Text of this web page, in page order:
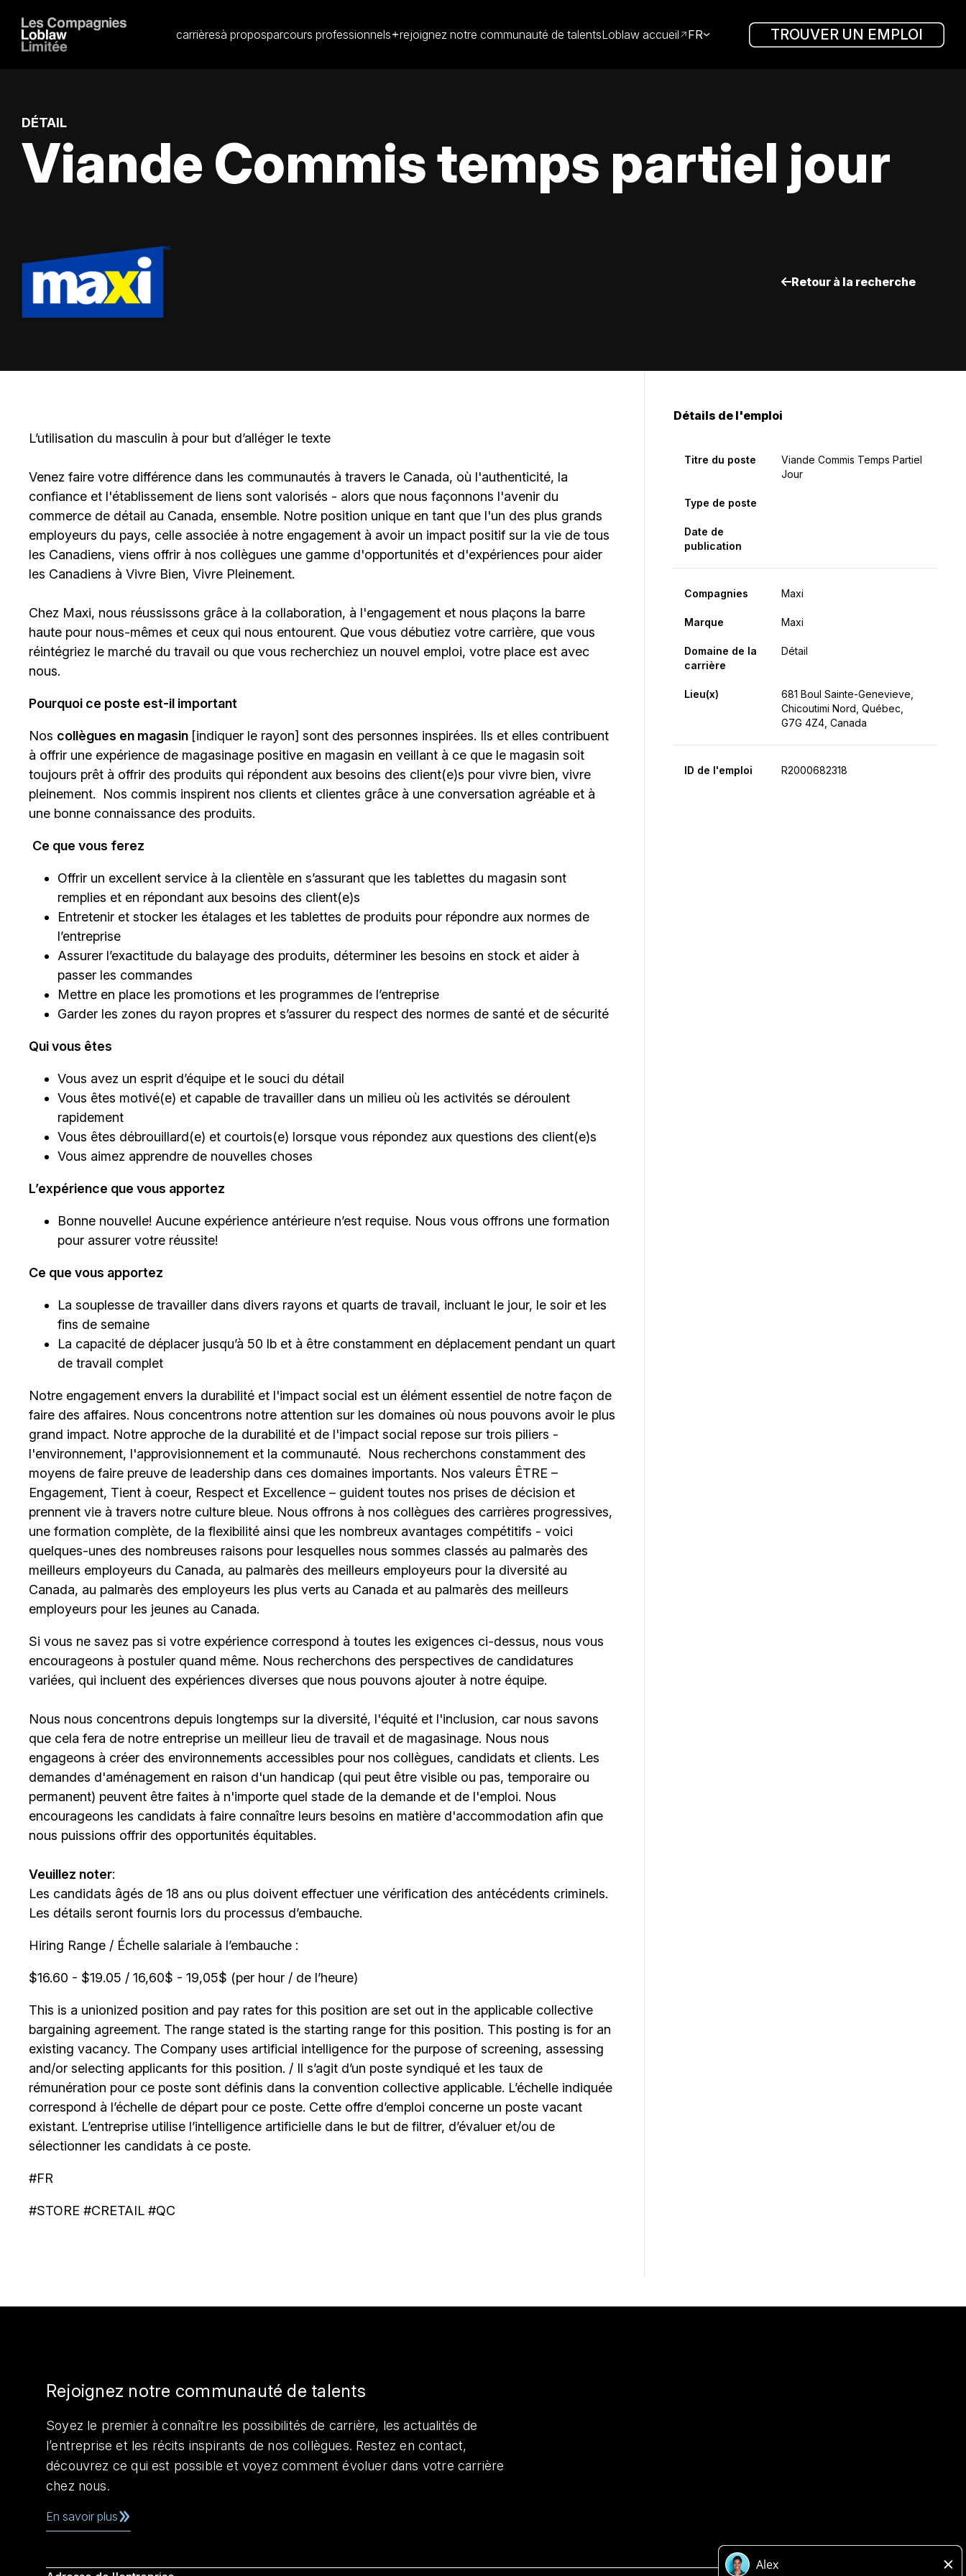
carrièresà proposparcours professionnels rejoignez notre communauté de talentsLoblaw accueil FR TROUVER UN EMPLOI
DÉTAIL
Viande Commis temps partiel jour
Retour à la recherche
L’utilisation du masculin à pour but d’alléger le texte
Venez faire votre différence dans les communautés à travers le Canada, où l'authenticité, la
confiance et l'établissement de liens sont valorisés - alors que nous façonnons l'avenir du
commerce de détail au Canada, ensemble. Notre position unique en tant que l'un des plus grands
employeurs du pays, celle associée à notre engagement à avoir un impact positif sur la vie de tous
les Canadiens, viens offrir à nos collègues une gamme d'opportunités et d'expériences pour aider
les Canadiens à Vivre Bien, Vivre Pleinement.
Chez Maxi, nous réussissons grâce à la collaboration, à l'engagement et nous plaçons la barre
haute pour nous-mêmes et ceux qui nous entourent. Que vous débutiez votre carrière, que vous
réintégriez le marché du travail ou que vous recherchiez un nouvel emploi, votre place est avec
nous.
Pourquoi ce poste est-il important
Nos collègues en magasin [indiquer le rayon] sont des personnes inspirées. Ils et elles contribuent
à offrir une expérience de magasinage positive en magasin en veillant à ce que le magasin soit
toujours prêt à offrir des produits qui répondent aux besoins des client(e)s pour vivre bien, vivre
pleinement. Nos commis inspirent nos clients et clientes grâce à une conversation agréable et à
une bonne connaissance des produits.
Ce que vous ferez
Offrir un excellent service à la clientèle en s’assurant que les tablettes du magasin sont
remplies et en répondant aux besoins des client(e)s
Entretenir et stocker les étalages et les tablettes de produits pour répondre aux normes de
l’entreprise
Assurer l’exactitude du balayage des produits, déterminer les besoins en stock et aider à
passer les commandes
Mettre en place les promotions et les programmes de l’entreprise
Garder les zones du rayon propres et s’assurer du respect des normes de santé et de sécurité
Qui vous êtes
Vous avez un esprit d’équipe et le souci du détail
Vous êtes motivé(e) et capable de travailler dans un milieu où les activités se déroulent
rapidement
Vous êtes débrouillard(e) et courtois(e) lorsque vous répondez aux questions des client(e)s
Vous aimez apprendre de nouvelles choses
L’expérience que vous apportez
Bonne nouvelle! Aucune expérience antérieure n’est requise. Nous vous offrons une formation
pour assurer votre réussite!
Ce que vous apportez
La souplesse de travailler dans divers rayons et quarts de travail, incluant le jour, le soir et les
fins de semaine
La capacité de déplacer jusqu’à 50 lb et à être constamment en déplacement pendant un quart
de travail complet
Notre engagement envers la durabilité et l'impact social est un élément essentiel de notre façon de
faire des affaires. Nous concentrons notre attention sur les domaines où nous pouvons avoir le plus
grand impact. Notre approche de la durabilité et de l'impact social repose sur trois piliers -
l'environnement, l'approvisionnement et la communauté.
Nous recherchons constamment des
moyens de faire preuve de leadership dans ces domaines importants. Nos valeurs ÊTRE –
Engagement, Tient à coeur, Respect et Excellence – guident toutes nos prises de décision et
prennent vie à travers notre culture bleue. Nous offrons à nos collègues des carrières progressives,
une formation complète, de la flexibilité ainsi que les nombreux avantages compétitifs - voici
quelques-unes des nombreuses raisons pour lesquelles nous sommes classés au palmarès des
meilleurs employeurs du Canada, au palmarès des meilleurs employeurs pour la diversité au
Canada, au palmarès des employeurs les plus verts au Canada et au palmarès des meilleurs
employeurs pour les jeunes au Canada.
Si vous ne savez pas si votre expérience correspond à toutes les exigences ci-dessus, nous vous
encourageons à postuler quand même. Nous recherchons des perspectives de candidatures
variées, qui incluent des expériences diverses que nous pouvons ajouter à notre équipe.
Nous nous concentrons depuis longtemps sur la diversité, l'équité et l'inclusion, car nous savons
que cela fera de notre entreprise un meilleur lieu de travail et de magasinage. Nous nous
engageons à créer des environnements accessibles pour nos collègues, candidats et clients. Les
demandes d'aménagement en raison d'un handicap (qui peut être visible ou pas, temporaire ou
permanent) peuvent être faites à n'importe quel stade de la demande et de l'emploi. Nous
encourageons les candidats à faire connaître leurs besoins en matière d'accommodation afin que
nous puissions offrir des opportunités équitables.
Veuillez noter:
Les candidats âgés de 18 ans ou plus doivent effectuer une vérification des antécédents criminels.
Les détails seront fournis lors du processus d’embauche.
Hiring Range / Échelle salariale à l’embauche :
$16.60 - $19.05 / 16,60$ - 19,05$ (per hour / de l’heure)
This is a unionized position and pay rates for this position are set out in the applicable collective
bargaining agreement. The range stated is the starting range for this position. This posting is for an
existing vacancy. The Company uses artificial intelligence for the purpose of screening, assessing
and/or selecting applicants for this position. / Il s’agit d’un poste syndiqué et les taux de
rémunération pour ce poste sont définis dans la convention collective applicable. L’échelle indiquée
correspond à l’échelle de départ pour ce poste. Cette offre d’emploi concerne un poste vacant
existant. L’entreprise utilise l’intelligence artificielle dans le but de filtrer, d’évaluer et/ou de
sélectionner les candidats à ce poste.
#FR
#STORE #CRETAIL #QC
Détails de l'emploi
Titre du poste
Viande Commis Temps Partiel
Jour
Type de poste
Date de
publication
Compagnies Maxi
Marque Maxi
Domaine de la
carrière
Détail
Lieu(x)
681 Boul Sainte-Genevieve,
Chicoutimi Nord, Québec,
G7G 4Z4, Canada
ID de l'emploi R2000682318
Rejoignez notre communauté de talents
Soyez le premier à connaître les possibilités de carrière, les actualités de
l’entreprise et les récits inspirants de nos collègues. Restez en contact,
découvrez ce qui est possible et voyez comment évoluer dans votre carrière
chez nous.
En savoir plus